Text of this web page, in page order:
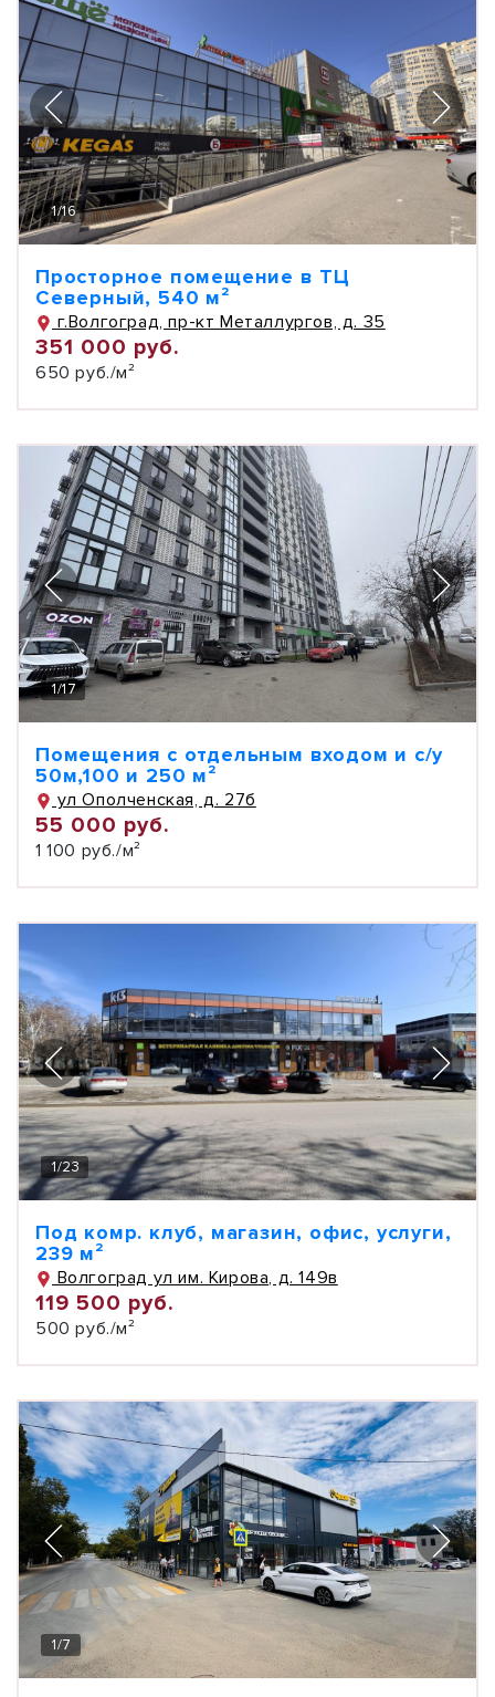
1/16
Просторное помещение в ТЦ
Северный, 540 м²
г.Волгоград, пр-кт Металлургов, д. 35
351 000 руб.
650 руб./м²
1/17
Помещения с отдельным входом и с/у
50м,100 и 250 м²
ул Ополченская, д. 27б
55 000 руб.
1 100 руб./м²
1/23
Под комр. клуб, магазин, офис, услуги,
239 м²
Волгоград ул им. Кирова, д. 149в
119 500 руб.
500 руб./м²
1/7